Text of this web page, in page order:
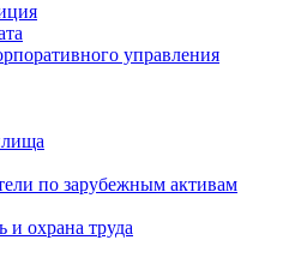
управления
по зарубежным активам
и охрана труда